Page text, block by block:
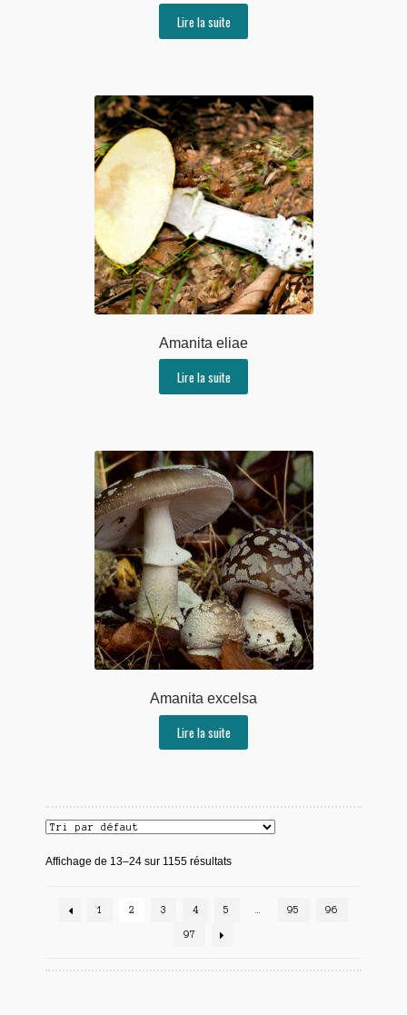
Lire la suite
Amanita eliae
Lire la suite
Amanita excelsa
Lire la suite
Affichage de 13–24 sur 1155 résultats
1 2 3 4 5 95 96
97